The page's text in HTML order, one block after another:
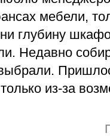
мебели,
глубину
Недавно
из-за